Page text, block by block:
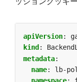
apiVersion:
kind :
metadata:
name:
lb-